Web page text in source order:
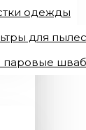
одежды
для
паровые